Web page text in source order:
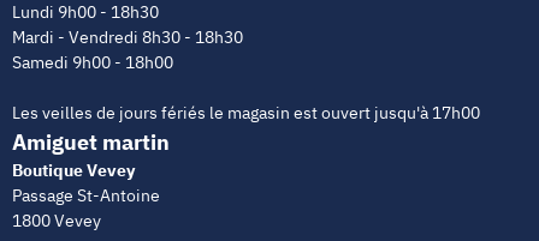
Lundi 9h00 - 18h30
Mardi - Vendredi 8h30 - 18h30
Samedi 9h00 - 18h00
Les veilles de jours fériés le magasin est ouvert jusqu'à 17h00
Amiguet martin
Boutique Vevey
Passage St-Antoine
1800 Vevey